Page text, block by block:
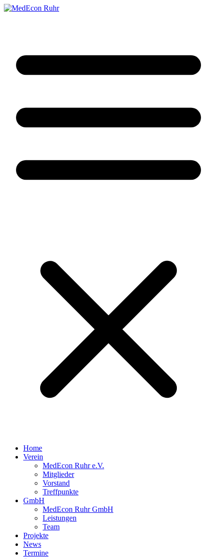
Home
Verein
MedEcon Ruhr e.V.
Mitglieder
Vorstand
Treffpunkte
GmbH
MedEcon Ruhr GmbH
Leistungen
Team
Projekte
News
Termine